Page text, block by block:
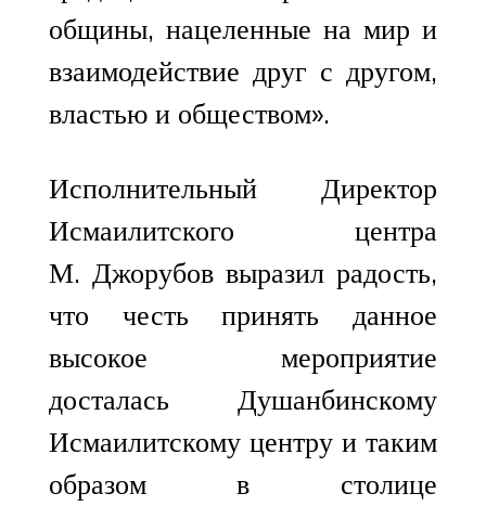
общины, нацеленные на мир и
взаимодействие друг с другом,
властью и обществом».
Исполнительный Директор
Исмаилитского центра
М. Джорубов выразил радость,
что честь принять данное
высокое мероприятие
досталась Душанбинскому
Исмаилитскому центру и таким
образом в столице